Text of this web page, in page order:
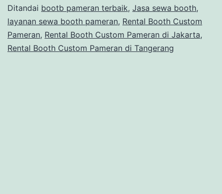
Ditandai bootb pameran terbaik, Jasa sewa booth,
layanan sewa booth pameran, Rental Booth Custom
Pameran, Rental Booth Custom Pameran di Jakarta,
Rental Booth Custom Pameran di Tangerang